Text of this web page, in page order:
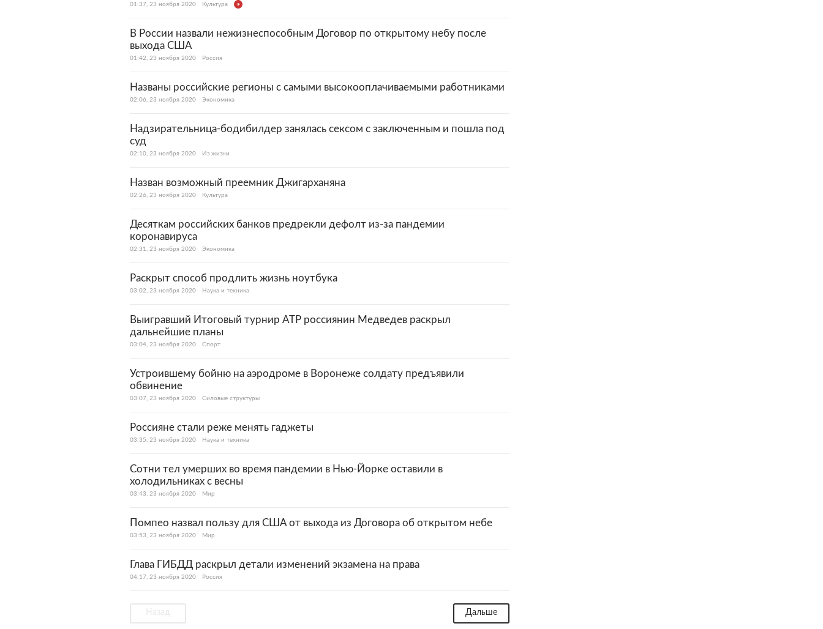
01:37, 23 ноября 2020 Культура
В России назвали нежизнеспособным Договор по открытому небу после
выхода США
01:42, 23 ноября 2020 Россия
Названы российские регионы с самыми высокооплачиваемыми работниками
02:06, 23 ноября 2020 Экономика
Надзирательница-бодибилдер занялась сексом с заключенным и пошла под
суд
02:10, 23 ноября 2020 Из жизни
Назван возможный преемник Джигарханяна
02:26, 23 ноября 2020 Культура
Десяткам российских банков предрекли дефолт из-за пандемии
коронавируса
02:31, 23 ноября 2020 Экономика
Раскрыт способ продлить жизнь ноутбука
03:02, 23 ноября 2020 Наука и техника
Выигравший Итоговый турнир ATP россиянин Медведев раскрыл
дальнейшие планы
03:04, 23 ноября 2020 Спорт
Устроившему бойню на аэродроме в Воронеже солдату предъявили
обвинение
03:07, 23 ноября 2020 Силовые структуры
Россияне стали реже менять гаджеты
03:35, 23 ноября 2020 Наука и техника
Сотни тел умерших во время пандемии в Нью-Йорке оставили в
холодильниках с весны
03:43, 23 ноября 2020 Мир
Помпео назвал пользу для США от выхода из Договора об открытом небе
03:53, 23 ноября 2020 Мир
Глава ГИБДД раскрыл детали изменений экзамена на права
04:17, 23 ноября 2020 Россия
Дальше